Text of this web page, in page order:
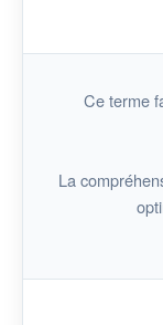
Ce terme
La